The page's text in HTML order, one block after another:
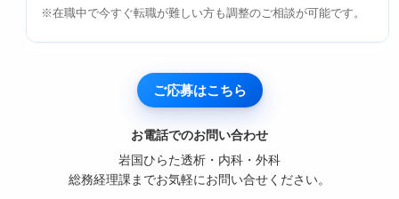
※在職中で今すぐ転職が難しい方も調整のご相談が可能です。
ご応募はこちら
お電話でのお問い合わせ
岩国ひらた透析・内科・外科
総務経理課までお気軽にお問い合せください。